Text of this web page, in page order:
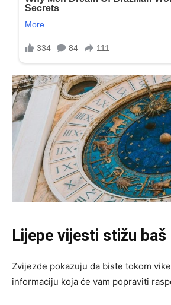
Lijepe vijesti stižu baš
Zvijezde pokazuju da biste tokom
informaciju koja će vam popraviti